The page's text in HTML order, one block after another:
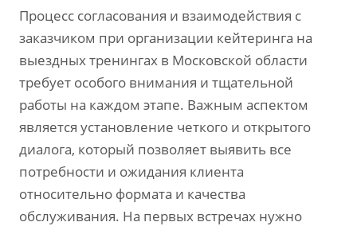
Процесс согласования и взаимодействия с
заказчиком при организации кейтеринга на
выездных тренингах в Московской области
требует особого внимания и тщательной
работы на каждом этапе. Важным аспектом
является установление четкого и открытого
диалога, который позволяет выявить все
потребности и ожидания клиента
относительно формата и качества
обслуживания. На первых встречах нужно